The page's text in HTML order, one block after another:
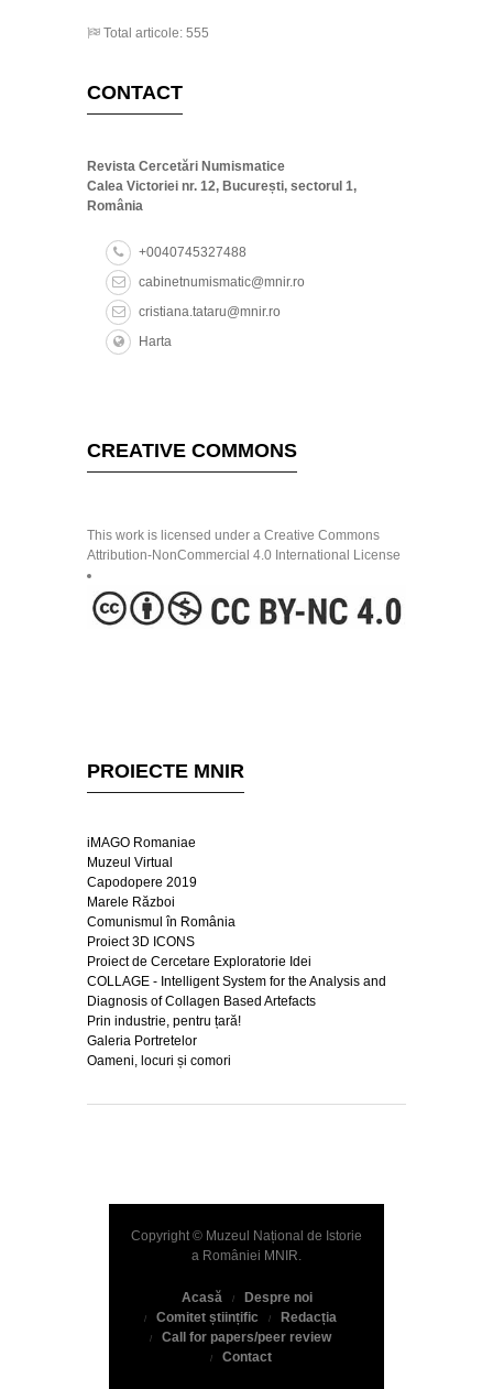
Total articole: 555
CONTACT
Revista Cercetări Numismatice
Calea Victoriei nr. 12, București, sectorul 1,
România
+0040745327488
cabinetnumismatic@mnir.ro
cristiana.tataru@mnir.ro
Harta
CREATIVE COMMONS
This work is licensed under a Creative Commons
Attribution-NonCommercial 4.0 International License
PROIECTE MNIR
iMAGO Romaniae
Muzeul Virtual
Capodopere 2019
Marele Război
Comunismul în România
Proiect 3D ICONS
Proiect de Cercetare Exploratorie Idei
COLLAGE - Intelligent System for the Analysis and
Diagnosis of Collagen Based Artefacts
Prin industrie, pentru țară!
Galeria Portretelor
Oameni, locuri și comori
Copyright © Muzeul Național de Istorie
a României MNIR.
Acasă
Despre noi
Comitet științific
Redacția
Call for papers/peer review
Contact